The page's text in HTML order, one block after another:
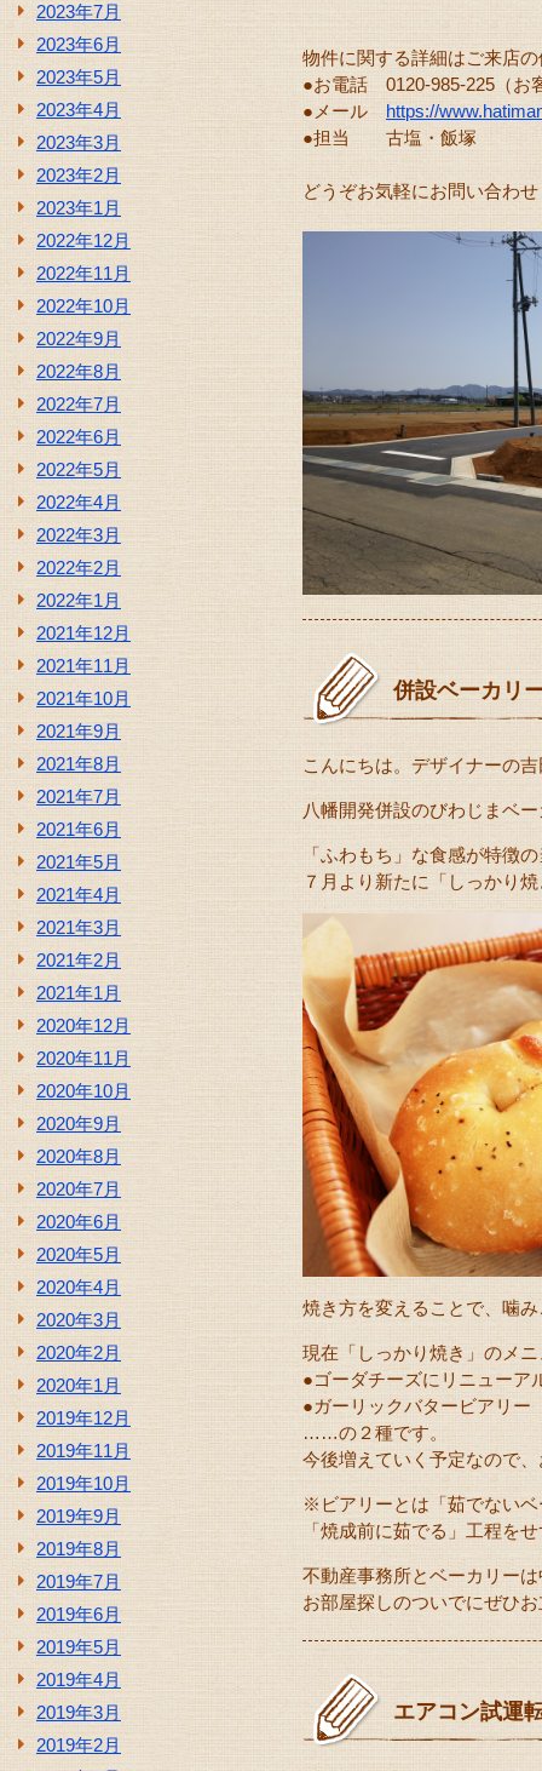
2023年7月
2023年6月
2023年5月
2023年4月
2023年3月
2023年2月
2023年1月
2022年12月
2022年11月
2022年10月
2022年9月
2022年8月
2022年7月
2022年6月
2022年5月
2022年4月
2022年3月
2022年2月
2022年1月
2021年12月
2021年11月
2021年10月
2021年9月
2021年8月
2021年7月
2021年6月
2021年5月
2021年4月
2021年3月
2021年2月
2021年1月
2020年12月
2020年11月
2020年10月
2020年9月
2020年8月
2020年7月
2020年6月
2020年5月
2020年4月
2020年3月
2020年2月
2020年1月
2019年12月
2019年11月
2019年10月
2019年9月
2019年8月
2019年7月
2019年6月
2019年5月
2019年4月
2019年3月
2019年2月
物件に関する詳細はご来店
●お電話 0120-985-225（お
●メール https://
●担当 古塩・飯塚
どうぞお気軽にお問い合わ
併設ベーカリ
こんにちは。デザイナーの
八幡開発併設のびわじまベ
「ふわもち」な食感が特徴
７月より新たに「しっかり
焼き方を変えることで、噛
現在「しっかり焼き」のメ
●ゴーダチーズにリニューア
●ガーリックバタービアリー
……の２種です。
今後増えていく予定なので
※ビアリーとは「茹でない
「焼成前に茹でる」工程を
不動産事務所とベーカリー
お部屋探しのついでにぜひ
エアコン試運